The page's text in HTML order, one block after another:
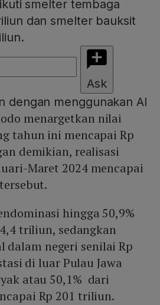
smelter tembaga
dan smelter bauksit
Ask
dengan menggunakan AI
menargetkan nilai
tahun ini mencapai Rp
demikian, realisasi
Maret 2024 mencapai
hingga 50,9%
triliun, sedangkan
dalam negeri senilai Rp
di luar Pulau Jawa
atau 50,1% dari
Rp 201 triliun.